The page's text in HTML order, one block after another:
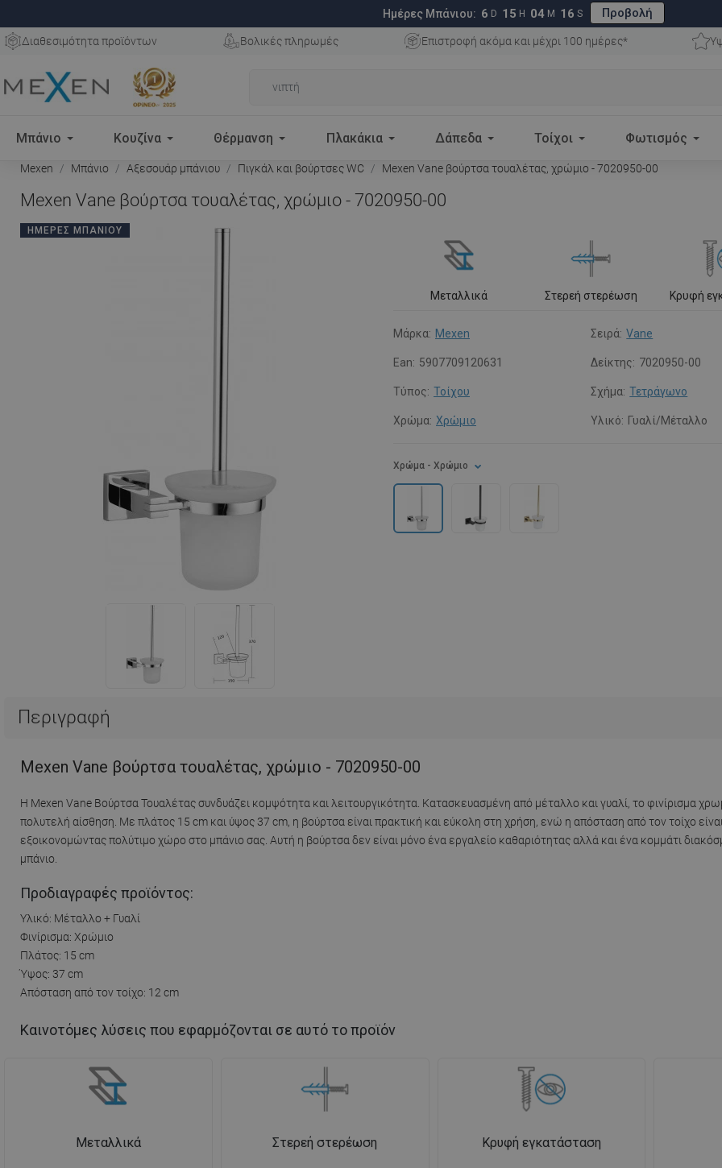
Ημέρες Μπάνιου: 6 D 15 H 04 M 15 S Προβολή
Διαθεσιμότητα προϊόντων Βολικές πληρωμές Επιστροφή ακόμα και μέχρι 100 ημέρες*
Μπάνιο Κουζίνα Θέρμανση Πλακάκια Δάπεδα Τοίχοι Φωτισμός
Mexen Μπάνιο Αξεσουάρ μπάνιου Πιγκάλ και βούρτσες WC Mexen Vane βούρτσα τουαλέτας, χρώμιο - 7020950-00
Mexen Vane βούρτσα τουαλέτας, χρώμιο - 7020950-00
ΗΜΈΡΕΣ ΜΠΆΝΙΟΥ
Μεταλλικά Στερεή στερέωση Κρυφή
Μάρκα: Mexen Σειρά: Vane
Ean: 5907709120631 Δείκτης: 7020950-00
Τύπος: Τοίχου Σχήμα: Τετράγωνο
Χρώμα: Χρώμιο Υλικό: Γυαλί/Μέταλλο
Χρώμα - Χρώμιο
Περιγραφή
Mexen Vane βούρτσα τουαλέτας, χρώμιο - 7020950-00
Η Mexen Vane Βούρτσα Τουαλέτας συνδυάζει κομψότητα και λειτουργικότητα. Κατασκευασμένη από μέταλλο και γυαλί, το φινίρισμα
πολυτελή αίσθηση. Με πλάτος 15 cm και ύψος 37 cm, η βούρτσα είναι πρακτική και εύκολη στη χρήση, ενώ η απόσταση από τον τοίχο
εξοικονομώντας πολύτιμο χώρο στο μπάνιο σας. Αυτή η βούρτσα δεν είναι μόνο ένα εργαλείο καθαριότητας αλλά και ένα κομμάτι
μπάνιο.
Προδιαγραφές προϊόντος:
Υλικό: Μέταλλο + Γυαλί
Φινίρισμα: Χρώμιο
Πλάτος: 15 cm
Ύψος: 37 cm
Απόσταση από τον τοίχο: 12 cm
Καινοτόμες λύσεις που εφαρμόζονται σε αυτό το προϊόν
Μεταλλικά Στερεή στερέωση Κρυφή εγκατάσταση